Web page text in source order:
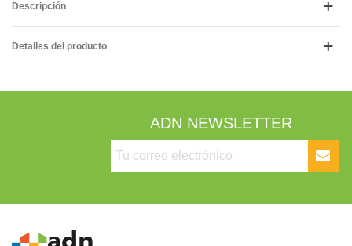
Descripción
Detalles del producto
ADN NEWSLETTER